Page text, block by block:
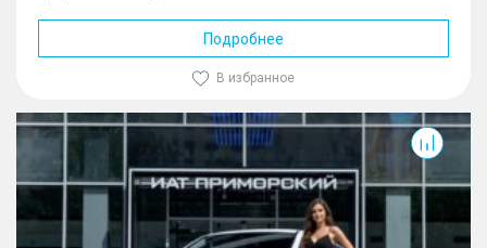
Подробнее
В избранное